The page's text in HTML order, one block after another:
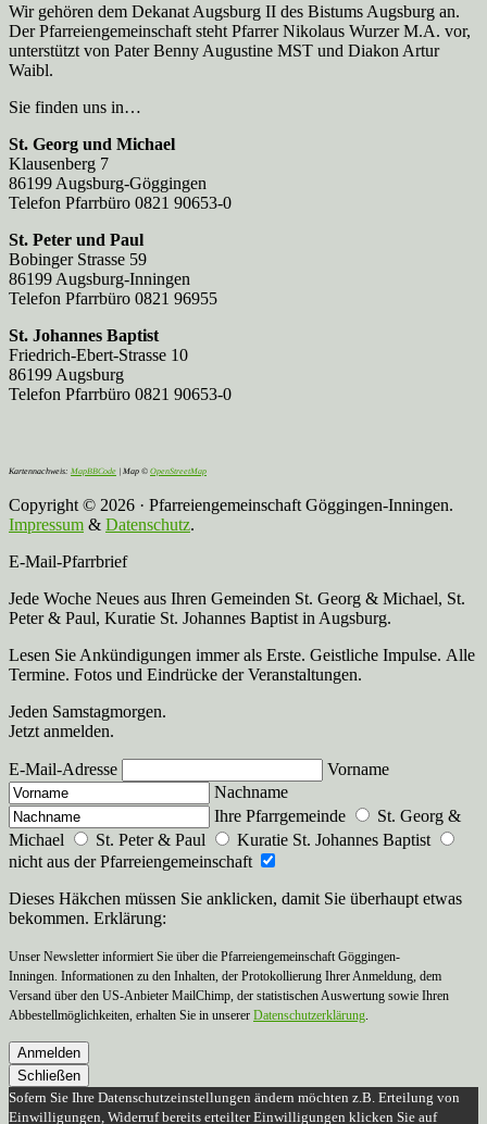
Wir gehören dem Dekanat Augsburg II des Bistums Augsburg an.
Der Pfarreien­gemeinschaft steht Pfarrer Nikolaus Wurzer M.A. vor,
unterstützt von Pater Benny Augustine MST und Diakon Artur
Waibl.
Sie finden uns in…
St. Georg und Michael
Klausenberg 7
86199 Augsburg-Göggingen
Telefon Pfarrbüro 0821 90653-0
St. Peter und Paul
Bobinger Strasse 59
86199 Augsburg-Inningen
Telefon Pfarrbüro 0821 96955
St. Johannes Baptist
Friedrich-Ebert-Strasse 10
86199 Augsburg
Telefon Pfarrbüro 0821 90653-0
Kartennachweis: MapBBCode | Map © OpenStreetMap
Copyright © 2026 · Pfarreiengemeinschaft Göggingen-Inningen.
Impressum & Datenschutz.
E-Mail-Pfarrbrief
Jede Woche Neues aus Ihren Gemeinden St. Georg & Michael, St.
Peter & Paul, Kuratie St. Johannes Baptist in Augsburg.
Lesen Sie Ankündigungen immer als Erste. Geistliche Impulse. Alle
Termine. Fotos und Eindrücke der Veranstaltungen.
Jeden Samstagmorgen.
Jetzt anmelden.
E-Mail-Adresse
Vorname
Nachname
Ihre Pfarrgemeinde
St. Georg &
Michael
St. Peter & Paul
Kuratie St. Johannes Baptist
nicht aus der Pfarreiengemeinschaft
Dieses Häkchen müssen Sie anklicken, damit Sie überhaupt etwas
bekommen. Erklärung:
Unser Newsletter informiert Sie über die Pfarreiengemeinschaft Göggingen-
Inningen. Informationen zu den Inhalten, der Protokollierung Ihrer Anmeldung, dem
Versand über den US-Anbieter MailChimp, der statistischen Auswertung sowie Ihren
Abbestellmöglichkeiten, erhalten Sie in unserer Datenschutzerklärung.
Anmelden
Schließen
Sofern Sie Ihre Datenschutzeinstellungen ändern möchten z.B. Erteilung von
Einwilligungen, Widerruf bereits erteilter Einwilligungen klicken Sie auf